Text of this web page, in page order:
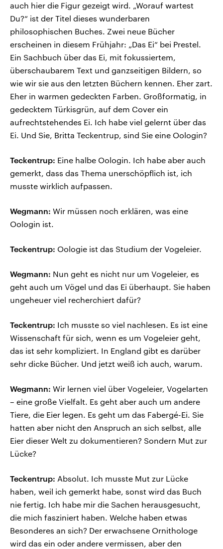
auch hier die Figur gezeigt wird. „Worauf wartest
Du?“ ist der Titel dieses wunderbaren
philosophischen Buches. Zwei neue Bücher
erscheinen in diesem Frühjahr: „Das Ei“ bei Prestel.
Ein Sachbuch über das Ei, mit fokussiertem,
überschaubarem Text und ganzseitigen Bildern, so
wie wir sie aus den letzten Büchern kennen. Eher zart.
Eher in warmen gedeckten Farben. Großformatig, in
gedecktem Türkisgrün, auf dem Cover ein
aufrechtstehendes Ei. Ich habe viel gelernt über das
Ei. Und Sie, Britta Teckentrup, sind Sie eine Oologin?
Teckentrup: Eine halbe Oologin. Ich habe aber auch
gemerkt, dass das Thema unerschöpflich ist, ich
musste wirklich aufpassen.
Wegmann: Wir müssen noch erklären, was eine
Oologin ist.
Teckentrup: Oologie ist das Studium der Vogeleier.
Wegmann: Nun geht es nicht nur um Vogeleier, es
geht auch um Vögel und das Ei überhaupt. Sie haben
ungeheuer viel recherchiert dafür?
Teckentrup: Ich musste so viel nachlesen. Es ist eine
Wissenschaft für sich, wenn es um Vogeleier geht,
das ist sehr kompliziert. In England gibt es darüber
sehr dicke Bücher. Und jetzt weiß ich auch, warum.
Wegmann: Wir lernen viel über Vogeleier, Vogelarten
– eine große Vielfalt. Es geht aber auch um andere
Tiere, die Eier legen. Es geht um das Fabergé-Ei. Sie
hatten aber nicht den Anspruch an sich selbst, alle
Eier dieser Welt zu dokumentieren? Sondern Mut zur
Lücke?
Teckentrup: Absolut. Ich musste Mut zur Lücke
haben, weil ich gemerkt habe, sonst wird das Buch
nie fertig. Ich habe mir die Sachen herausgesucht,
die mich fasziniert haben. Welche haben etwas
Besonderes an sich? Der erwachsene Ornithologe
wird das ein oder andere vermissen, aber den